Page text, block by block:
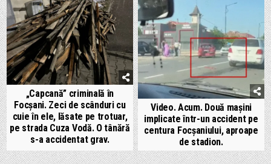
„Capcană” criminală în
Focșani. Zeci de scânduri cu
cuie în ele, lăsate pe trotuar,
pe strada Cuza Vodă. O tânără
s-a accidentat grav.
Video. Acum. Două mașini
implicate într-un accident pe
centura Focșaniului, aproape
de stadion.